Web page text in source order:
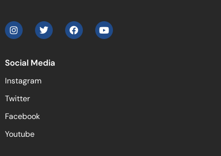
Social Media
Instagram
Twitter
Facebook
Youtube